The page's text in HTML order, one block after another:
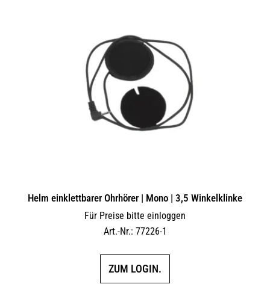
Helm einklettbarer Ohrhörer | Mono | 3,5 Winkelklinke
Für Preise bitte einloggen
Art.-Nr.: 77226-1
ZUM LOGIN.